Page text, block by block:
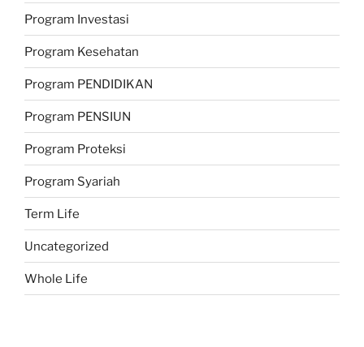
Program Investasi
Program Kesehatan
Program PENDIDIKAN
Program PENSIUN
Program Proteksi
Program Syariah
Term Life
Uncategorized
Whole Life